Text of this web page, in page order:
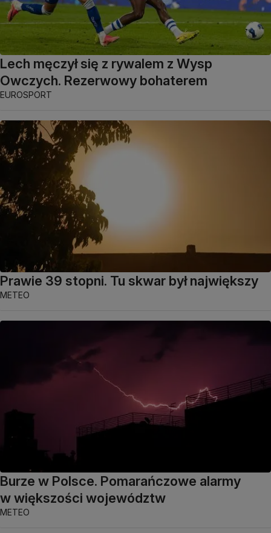
Lech męczył się z rywalem z Wysp
Owczych. Rezerwowy bohaterem
EUROSPORT
Prawie 39 stopni. Tu skwar był największy
METEO
Burze w Polsce. Pomarańczowe alarmy
w większości województw
METEO